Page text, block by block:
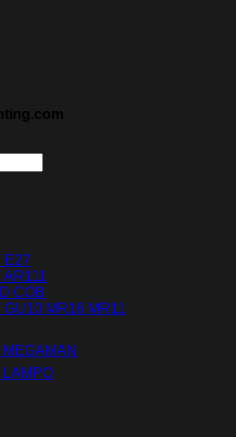
E27
AR111
COB
GU10 MR16 MR11